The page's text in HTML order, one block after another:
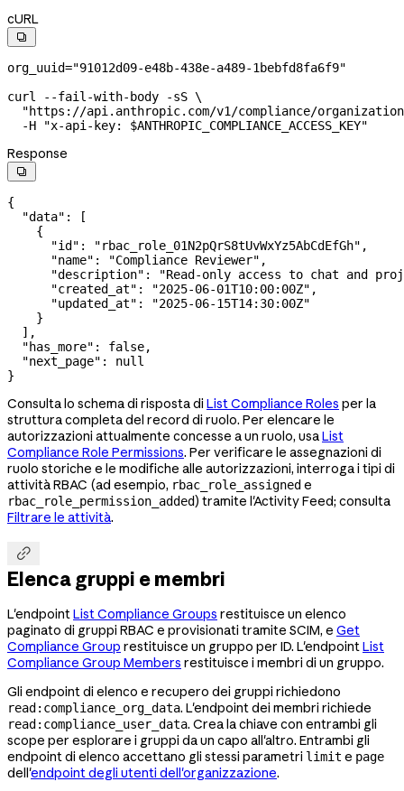
cURL

org_uuid="91012d09-e48b-438e-a489-1bebfd8fa6f9"
curl --fail-with-body -sS \
"https://api.anthropic.com/v1/compliance/
  -H
"x-api-key: $ANTHROPIC_COMPLIANCE_ACCESS_KEY"
Response

{
  "data"
: [
    {
      "id"
: "rbac_role_01N2pQrS8tUvWxYz5AbCdEfGh" ,
      "name"
: "Compliance Reviewer" ,
      "description"
:
"Read-only access to chat and
      "created_at"
: "2025-06-01T10:00:00Z" ,
      "updated_at"
:
"2025-06-15T14:30:00Z"
    }
  ],
  "has_more"
: false,
  "next_page"
: null
}
Consulta lo schema di risposta di List Compliance Roles per la
struttura completa del record di ruolo. Per elencare le
autorizzazioni attualmente concesse a un ruolo, usaList
Compliance Role Permissions. Per verificare le assegnazioni di
ruolo storiche e le modifiche alle autorizzazioni, interroga i tipi di
attività RBAC (ad esempio, rbac_role_assigned e
rbac_role_permission_added) tramite l'Activity Feed; consulta
Filtrare le attività.

Elenca gruppi e membri
L'endpointList Compliance Groups restituisce un elenco
paginato di gruppi RBAC e provisionati tramite SCIM, e Get
Compliance Group restituisce un gruppo per ID. L'endpointList
Compliance Group Members restituisce i membri di un gruppo.
Gli endpoint di elenco e recupero dei gruppi richiedono
read:compliance_org_data. L'endpoint dei membri richiede
read:compliance_user_data. Crea la chiave con entrambi gli
scope per esplorare i gruppi da un capo all'altro. Entrambi gli
endpoint di elenco accettano gli stessi parametri limit e page
dell'endpoint degli utenti dell'organizzazione.